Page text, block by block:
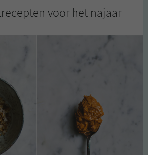
voor het najaar